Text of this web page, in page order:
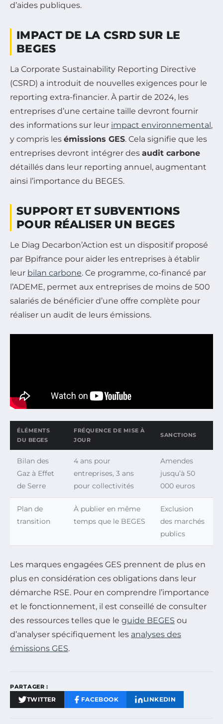
d’aides publiques.
IMPACT DE LA CSRD SUR LE
BEGES
La Corporate Sustainability Reporting Directive
(CSRD) a introduit de nouvelles exigences pour le
reporting extra-financier. À partir de 2024, les
entreprises d’une certaine taille devront fournir
des informations sur leur impact environnemental ,
y compris les émissions GES. Cela signifie que les
entreprises devront intégrer des audit carbone
détaillés dans leur reporting annuel, augmentant
ainsi l’importance du BEGES.
SUPPORT ET SUBVENTIONS
POUR RÉALISER UN BEGES
Le Diag Decarbon’Action est un dispositif proposé
par Bpifrance pour aider les entreprises à établir
leur bilan carbone. Ce programme, co-financé par
l’ADEME, permet aux entreprises de moins de 500
salariés de bénéficier d’une offre complète pour
réaliser un audit de leurs émissions.
ÉLÉMENTS
DU BEGES
FRÉQUENCE DE MISE À
JOUR
SANCTIONS
Bilan des
Gaz à Effet
de Serre
4 ans pour
entreprises, 3 ans
pour collectivités
Amendes
jusqu’à 50
000 euros
Plan de
transition
À publier en même
temps que le BEGES
Exclusion
des marchés
publics
Les marques engagées GES prennent de plus en
plus en considération ces obligations dans leur
démarche RSE. Pour en comprendre l’importance
et le fonctionnement, il est conseillé de consulter
des ressources telles que le guide BEGES ou
d’analyser spécifiquement les analyses des
émissions GES.
PARTAGER :
TWITTER FACEBOOK LINKEDIN